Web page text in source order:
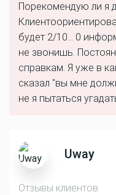
Порекомендую ли я
будет 2/10... 0
не звонишь.
справкам. Я уже в
сказал "вы мне
не я пытаться
Uway
Отзывы клиентов